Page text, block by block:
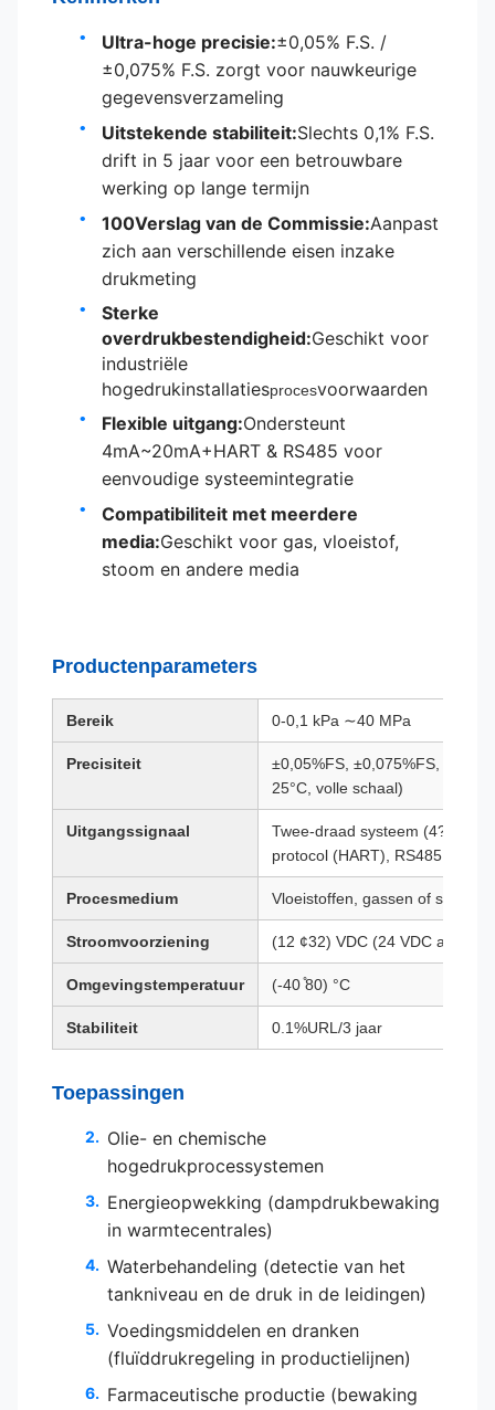
Ultra-hoge precisie:±0,05% F.S. /
±0,075% F.S. zorgt voor nauwkeurige
gegevensverzameling
Uitstekende stabiliteit:Slechts 0,1% F.S.
drift in 5 jaar voor een betrouwbare
werking op lange termijn
100Verslag van de Commissie:Aanpast
zich aan verschillende eisen inzake
drukmeting
Sterke
overdrukbestendigheid:Geschikt voor
industriële
hogedrukinstallatiesprocesvoorwaarden
Flexible uitgang:Ondersteunt
4mA~20mA+HART & RS485 voor
eenvoudige systeemintegratie
Compatibiliteit met meerdere
media:Geschikt voor gas, vloeistof,
stoom en andere media
Productenparameters
Bereik 0-0,1 kPa ∼40 MPa
Precisiteit
±0,05%FS, ±0,075%FS,
25°C, volle schaal)
Uitgangssignaal
Twee-draad systeem (4?? 20)
protocol (HART), RS485
Procesmedium Vloeistoffen, gassen of stoom
Stroomvoorziening (12 ¢32) VDC (24 VDC
Omgevingstemperatuur (-40 ̊80) °C
Stabiliteit 0.1%URL/3 jaar
Toepassingen
Olie- en chemische
hogedrukprocessystemen
Energieopwekking (dampdrukbewaking
in warmtecentrales)
Waterbehandeling (detectie van het
tankniveau en de druk in de leidingen)
Voedingsmiddelen en dranken
(fluïddrukregeling in productielijnen)
Farmaceutische productie (bewaking